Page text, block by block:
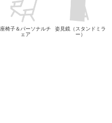
座椅子＆パーソナルチ
ェア
姿見鏡（スタンドミラ
ー）